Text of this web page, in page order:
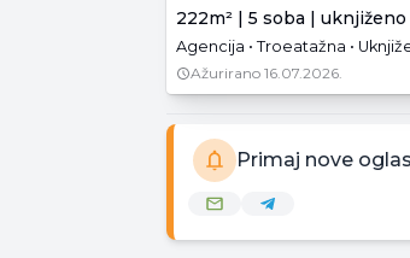
222m² | 5 soba | uknjiženo
Agencija • Troeatažna •
Ažurirano 16.07.2026.
Primaj nove